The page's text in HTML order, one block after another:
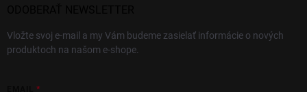
Vložte svoj e-mail a my Vám budeme zasielať informácie o nových
produktoch na našom e-shope.